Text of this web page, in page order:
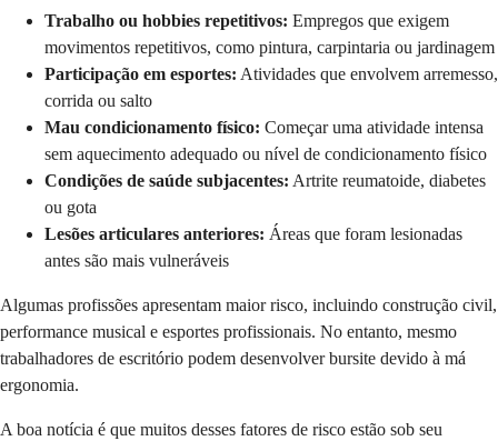
Trabalho ou hobbies repetitivos: Empregos que exigem
movimentos repetitivos, como pintura, carpintaria ou jardinagem
Participação em esportes: Atividades que envolvem arremesso,
corrida ou salto
Mau condicionamento físico: Começar uma atividade intensa
sem aquecimento adequado ou nível de condicionamento físico
Condições de saúde subjacentes: Artrite reumatoide, diabetes
ou gota
Lesões articulares anteriores: Áreas que foram lesionadas
antes são mais vulneráveis
Algumas profissões apresentam maior risco, incluindo construção civil,
performance musical e esportes profissionais. No entanto, mesmo
trabalhadores de escritório podem desenvolver bursite devido à má
ergonomia.
A boa notícia é que muitos desses fatores de risco estão sob seu